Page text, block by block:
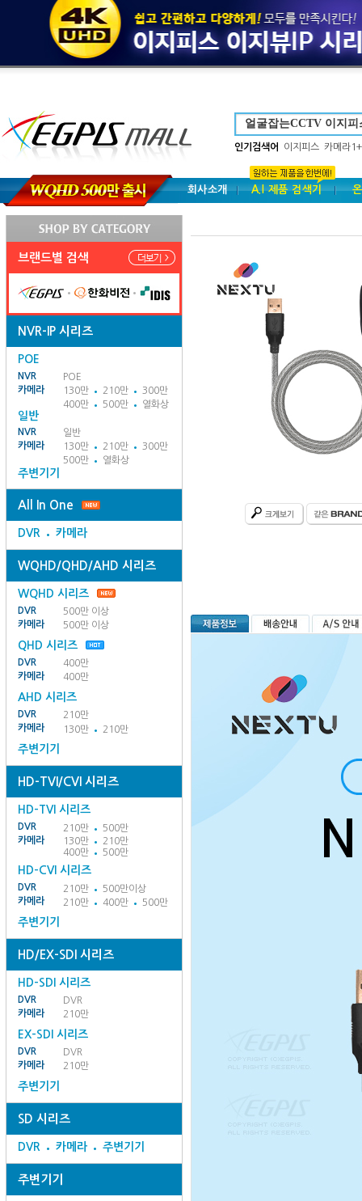
인기검색어 이지피스 카메라
회사소개 A.I 제품 검색기
브랜드별 검색
NVR-IP 시리즈
POE
NVR
POE
카메라
130만 210만
300만
400만
500만 열화상
일반
NVR
일반
카메라
130만 210만
300만
500만
열화상
주변기기
All In One
DVR 카메라
WQHD/QHD/AHD 시리즈
WQHD 시리즈
DVR
500만 이상
카메라
500만 이상
QHD 시리즈
DVR
400만
카메라
400만
AHD 시리즈
DVR
210만
카메라
130만 210만
주변기기
HD-TVI/CVI 시리즈
HD-TVI 시리즈
DVR 210만
500만
카메라
130만
210만
400만
500만
HD-CVI 시리즈
DVR 210만
500만이상
카메라
210만 400만 500만
주변기기
HD/EX-SDI 시리즈
HD-SDI 시리즈
DVR
DVR
카메라
210만
EX-SDI 시리즈
DVR
DVR
카메라
210만
주변기기
SD 시리즈
DVR 카메라 주변기기
주변기기